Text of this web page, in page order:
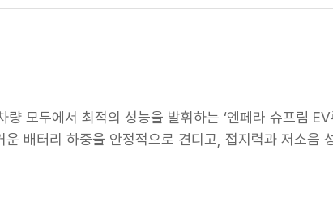
료로 달콤함에 포인트를 준 태극주까지 각기 다른 색과
면서 친목을 다지는 기회가 되기도 했어요. 그 어느 때
클래스 칵테일 수업! 다음엔 또 어떤 클래스가 준비됐
모두에서 최적의 성능을 발휘하는 ‘엔페라 슈프림 EV
배터리 하중을 안정적으로 견디고, 접지력과 저소음
제품은 전기차 전용 성능은 물론, 내연기관 차에도 동일
어 ∙ 기술 협회)에서 제정한 업계 표준으로, High Load(